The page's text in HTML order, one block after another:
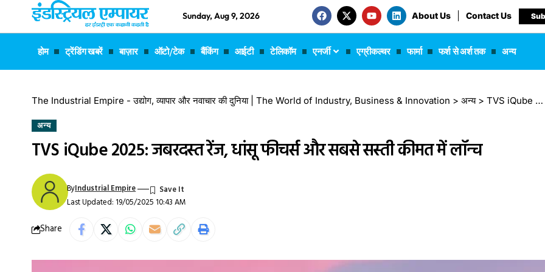
Sunday, Aug 9, 2026 About Us Contact Us
होम ट्रेंडिंग खबरें बाज़ार ऑटो/टेक बैंकिंग आईटी टेलिकॉम एनर्जी एग्रीकल्चर फार्मा फर्श से अर्श तक अन्य
The Industrial Empire - उद्योग, व्यापार और नवाचार की दुनिया | The World of Industry, Business & Innovation > अन्य> TVS iQube 2025: जबरदस्त रेंज, धांसू फीचर्स और सबसे सस्ती कीमत में लॉन्च
अन्य
TVS iQube 2025: जबरदस्त रेंज, धांसू फीचर्स और सबसे सस्ती कीमत में लॉन्च
Last Updated: 19/05/2025 10:43 AM
ByIndustrial Empire
Share